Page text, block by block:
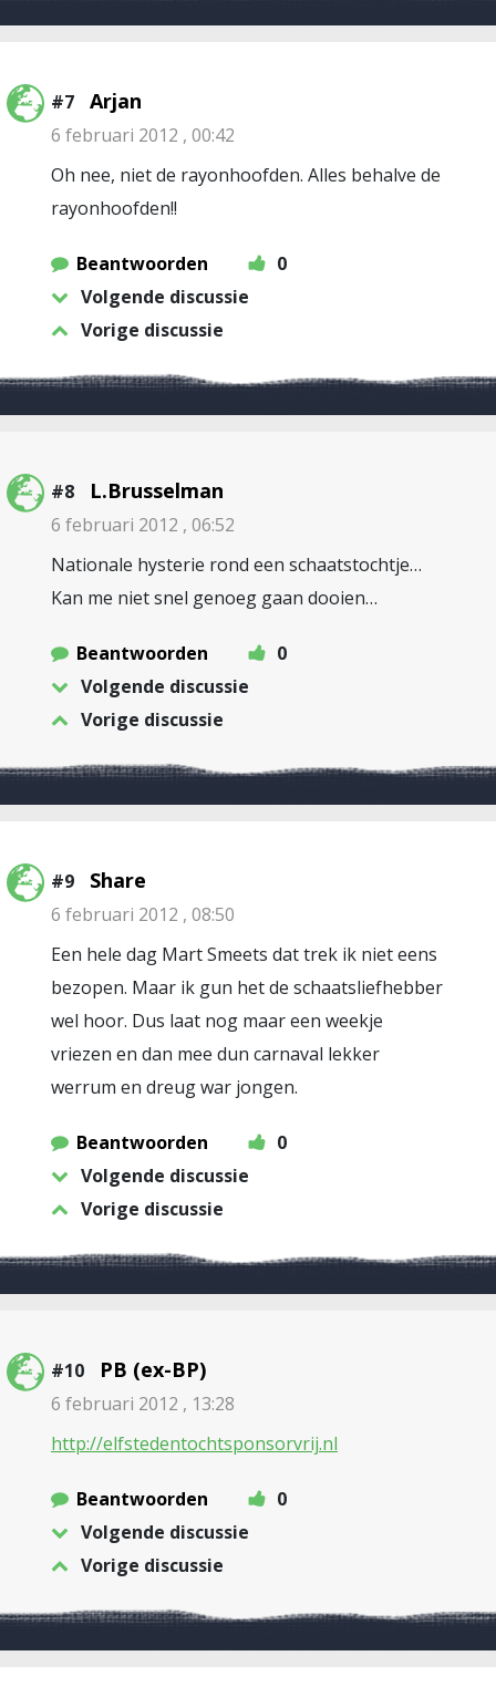
#7 Arjan
6 februari 2012 , 00:42
Oh nee, niet de rayonhoofden. Alles behalve de
rayonhoofden!!
Beantwoorden
0
Volgende discussie
Vorige discussie
#8 L.Brusselman
6 februari 2012 , 06:52
Nationale hysterie rond een schaatstochtje…
Kan me niet snel genoeg gaan dooien…
Beantwoorden
0
Volgende discussie
Vorige discussie
#9 Share
6 februari 2012 , 08:50
Een hele dag Mart Smeets dat trek ik niet eens
bezopen. Maar ik gun het de schaatsliefhebber
wel hoor. Dus laat nog maar een weekje
vriezen en dan mee dun carnaval lekker
werrum en dreug war jongen.
Beantwoorden
0
Volgende discussie
Vorige discussie
#10 PB (ex-BP)
6 februari 2012 , 13:28
http://elfstedentochtsponsorvrij.nl
Beantwoorden
0
Volgende discussie
Vorige discussie